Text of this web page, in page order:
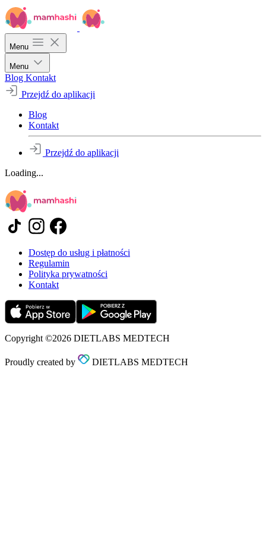
Menu
Menu
Blog Kontakt
Przejdź do aplikacji
Blog
Kontakt
Przejdź do aplikacji
Loading...
Dostęp do usług i płatności
Regulamin
Polityka prywatności
Kontakt
Copyright ©2026 DIETLABS MEDTECH
Proudly created by DIETLABS MEDTECH